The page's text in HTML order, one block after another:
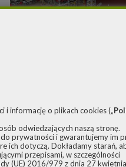
komplet
lokalizacyjnych
lądowych
gazociągów
informację o plikach cookies („
odwiedzających naszą stronę.
prywatności i gwarantujemy im
ich dotyczą. Dokładamy starań,
przepisami, w szczególności
(UE) 2016/979 z dnia 27